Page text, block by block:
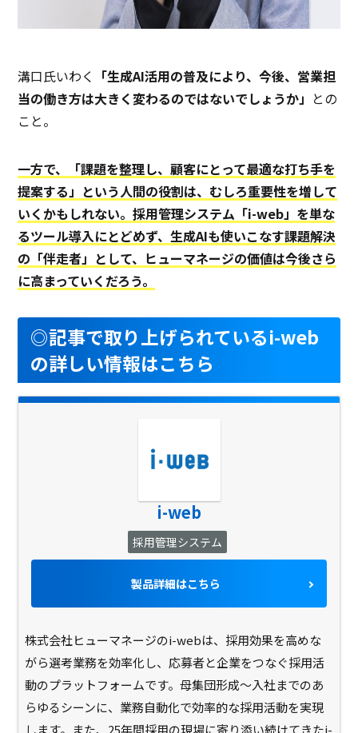
溝口氏いわく 「生成AI活用の普及により、今後、営業担
当の働き方は大きく変わるのではないでしょうか」 との
こと。
一方で、「課題を整理し、顧客にとって最適な打ち手を
提案する」という人間の役割は、むしろ重要性を増して
いくかもしれない。採用管理システム「i-web」を単な
るツール導入にとどめず、生成AIも使いこなす課題解決
の「伴走者」として、ヒューマネージの価値は今後さら
に高まっていくだろう。
◎記事で取り上げられているi-web
の詳しい情報はこちら
i-web
採用管理システム
製品詳細はこちら
株式会社ヒューマネージのi-webは、採用効果を高めな
がら選考業務を効率化し、応募者と企業をつなぐ採用活
動のプラットフォームです。母集団形成～入社までのあ
らゆるシーンに、業務自動化で効率的な採用活動を実現
します。また、25年間採用の現場に寄り添い続けてきたi-